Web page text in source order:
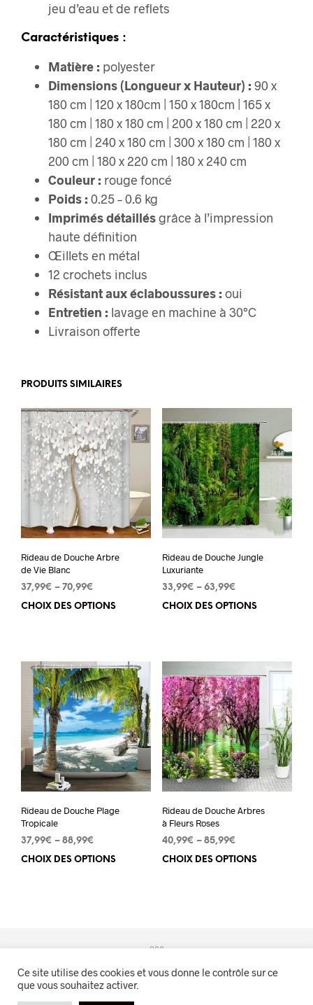
jeu d’eau et de reflets
Caractéristiques :
Matière : polyester
Dimensions (Longueur x Hauteur) : 90 x
180 cm | 120 x 180cm | 150 x 180cm | 165 x
180 cm | 180 x 180 cm | 200 x 180 cm | 220 x
180 cm | 240 x 180 cm | 300 x 180 cm | 180 x
200 cm | 180 x 220 cm | 180 x 240 cm
Couleur : rouge foncé
Poids :0.25 – 0.6 kg
Imprimés détaillésgrâce à l’impression
haute définition
Œillets en métal
12 crochets inclus
Résistant aux éclaboussures : oui
Entretien : lavage en machine à 30°C
Livraison offerte
PRODUITS SIMILAIRES
Rideau de Douche Arbre
de Vie Blanc
37,99€ – 70,99€
CHOIX DES OPTIONS
Ce
plusieurs
variations.
Les
options
peuvent
être
choisies
page
du
Rideau de Douche Jungle
Luxuriante
33,99€ – 63,99€
CHOIX DES OPTIONS
Les
Rideau de Douche Plage
Tropicale
37,99€ – 88,99€
CHOIX DES OPTIONS
Ce
options
Rideau de Douche Arbres
à Fleurs Roses
40,99€ – 85,99€
CHOIX DES OPTIONS
Ce site utilise des cookies et vous donne le contrôle sur ce
que vous souhaitez activer.